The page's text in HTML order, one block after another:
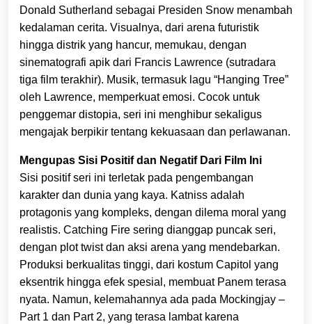
Donald Sutherland sebagai Presiden Snow menambah
kedalaman cerita. Visualnya, dari arena futuristik
hingga distrik yang hancur, memukau, dengan
sinematografi apik dari Francis Lawrence (sutradara
tiga film terakhir). Musik, termasuk lagu “Hanging Tree”
oleh Lawrence, memperkuat emosi. Cocok untuk
penggemar distopia, seri ini menghibur sekaligus
mengajak berpikir tentang kekuasaan dan perlawanan.
Mengupas Sisi Positif dan Negatif Dari Film Ini
Sisi positif seri ini terletak pada pengembangan
karakter dan dunia yang kaya. Katniss adalah
protagonis yang kompleks, dengan dilema moral yang
realistis. Catching Fire sering dianggap puncak seri,
dengan plot twist dan aksi arena yang mendebarkan.
Produksi berkualitas tinggi, dari kostum Capitol yang
eksentrik hingga efek spesial, membuat Panem terasa
nyata. Namun, kelemahannya ada pada Mockingjay –
Part 1 dan Part 2, yang terasa lambat karena